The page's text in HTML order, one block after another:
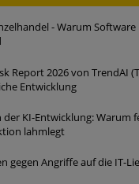
- Warum
Report 2026 von TrendAI
Entwicklung
der KI-Entwicklung: Warum
lahmlegt
gegen Angriffe auf die IT-